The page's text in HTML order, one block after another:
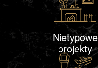
Nietypowe
projekty